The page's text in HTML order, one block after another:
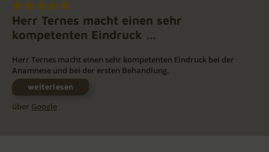
Herr Ternes macht einen sehr
kompetenten Eindruck …
Herr Ternes macht einen sehr kompetenten Eindruck bei der
Anamnese und bei der ersten Behandlung.
weiterlesen
über Google